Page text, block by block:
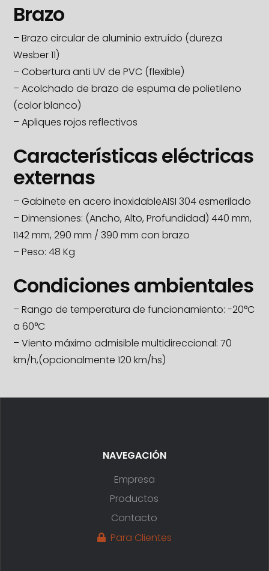
Brazo
– Brazo circular de aluminio extruído (dureza
Wesber 11)
– Cobertura anti UV de PVC (flexible)
– Acolchado de brazo de espuma de polietileno
(color blanco)
– Apliques rojos reflectivos
Características eléctricas
externas
– Gabinete en acero inoxidableAISI 304 esmerilado
– Dimensiones: (Ancho, Alto, Profundidad) 440 mm,
1142 mm, 290 mm / 390 mm con brazo
– Peso: 48 Kg
Condiciones ambientales
– Rango de temperatura de funcionamiento: -20°C
a 60°C
– Viento máximo admisible multidireccional: 70
km/h,(opcionalmente 120 km/hs)
NAVEGACIÓN
Empresa
Productos
Contacto
Para Clientes